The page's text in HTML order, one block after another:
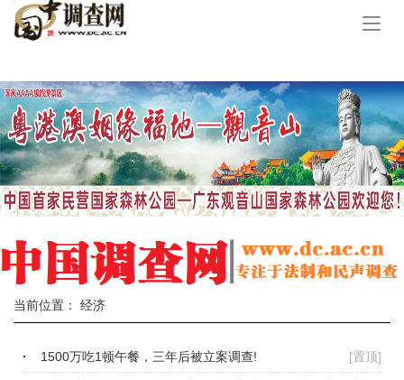
手
当前位置： 经济
[置顶]
1500万吃1顿午餐，三年后被立案调查!